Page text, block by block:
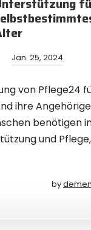
Jan. 25, 2024
von Pflege24
ihre
benötigen
und
by